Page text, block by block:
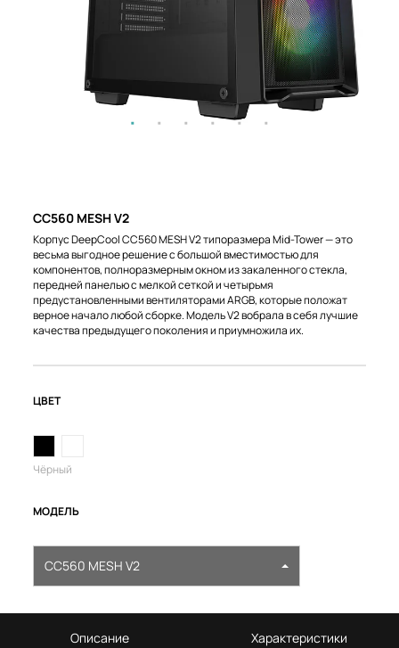
CC560 MESH V2
Корпус DeepCool CC560 MESH V2 типоразмера Mid-Tower — это
весьма выгодное решение с большой вместимостью для
компонентов, полноразмерным окном из закаленного стекла,
передней панелью с мелкой сеткой и четырьмя
предустановленными вентиляторами ARGB, которые положат
верное начало любой сборке. Модель V2 вобрала в себя лучшие
качества предыдущего поколения и приумножила их.
ЦВЕТ
Чёрный
МОДЕЛЬ
CC560 MESH V2
Описание Характеристики